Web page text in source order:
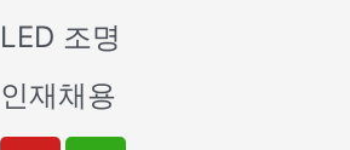
LED 조명
인재채용